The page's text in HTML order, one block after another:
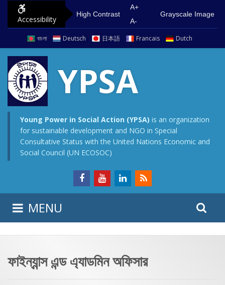
p
o
Accessibility
High Contrast
A+
A-
Grayscale Image
বাংলা Deutsch 日本語 Francais Dutch
YPSA
Young Power in Social Action (YPSA) is an organization
for sustainable development and NGO in Special
Consultative Status with the United Nations Economic and
Social Council (UN ECOSOC)
MENU
ফাইন্যান্স এন্ড এ্যাডমিন অফিসার